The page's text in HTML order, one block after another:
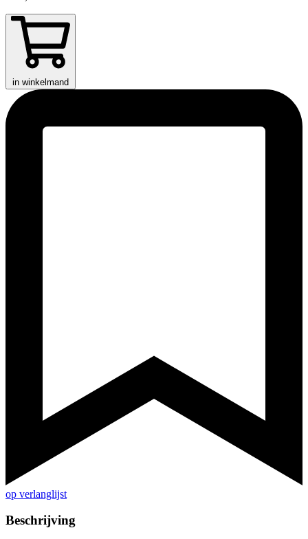
in winkelmand
op verlanglijst
Beschrijving